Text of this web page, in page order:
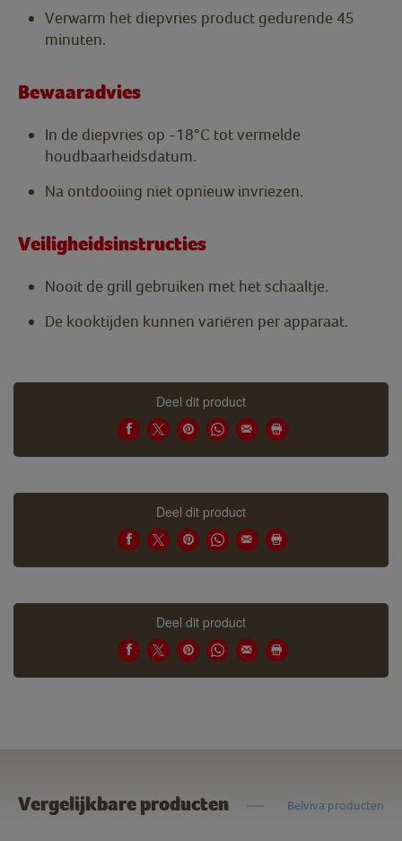
Verwarm het diepvries product gedurende 45
minuten.
Bewaaradvies
In de diepvries op -18°C tot vermelde
houdbaarheidsdatum.
Na ontdooiing niet opnieuw invriezen.
Veiligheidsinstructies
Nooit de grill gebruiken met het schaaltje.
De kooktijden kunnen variëren per apparaat.
Deel dit product
Deel dit product
Deel dit product
Vergelijkbare producten Belviva producten